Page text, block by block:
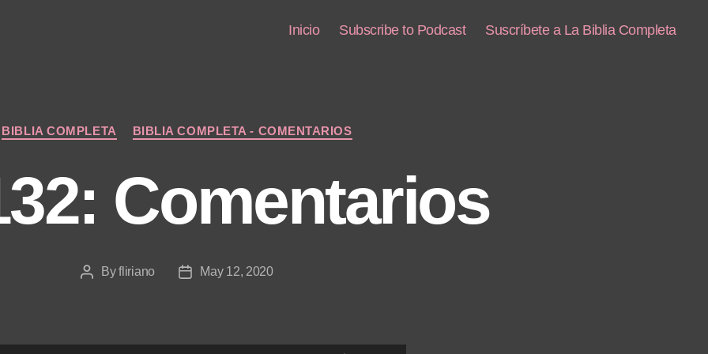
Inicio Subscribe to Podcast Suscríbete a La Biblia Completa
Categories
BIBLIA COMPLETA BIBLIA COMPLETA - COMENTARIOS
Comentarios
PostByfliriano
PostMay 12, 2020